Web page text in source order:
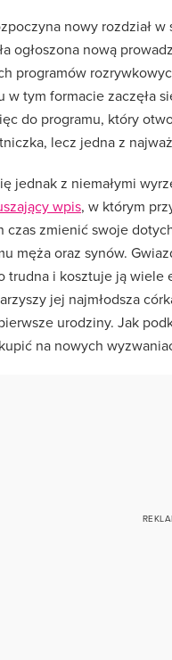
nowy rozdział
ogłoszona nową
programów
w tym formacie zaczęła
do programu, który
lecz jedna z
jednak z niemałymi
wpis, w którym
czas zmienić swoje
męża oraz synów.
trudna i kosztuje ją
jej najmłodsza
urodziny. Jak
na nowych